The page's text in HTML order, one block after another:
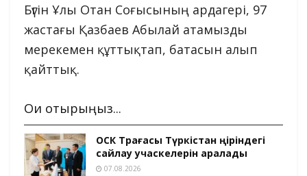
Бүгін Ұлы Отан Соғысының ардагері, 97
жастағы Қазбаев Абылай атамызды
мерекемен құттықтап, батасын алып
қайттық.
Оқи отырыңыз...
ОСК Төрағасы Түркістан өңіріндегі
сайлау учаскелерін аралады
07.08.2026